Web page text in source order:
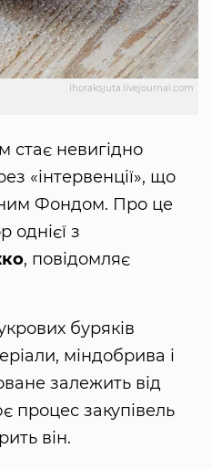
ihoraksjuta.livejournal.com
стає невигідно
«інтервенції», що
Фондом. Про це
однієї з
, повідомляє
буряків
міндобрива і
залежить від
процес закупівель
він.